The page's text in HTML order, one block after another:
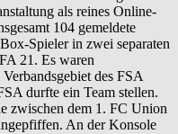
als reines Online-
104 gemeldete
Spieler in zwei separaten
21. Es waren
des FSA
durfte ein Team stellen.
zwischen dem 1. FC Union
An der Konsole